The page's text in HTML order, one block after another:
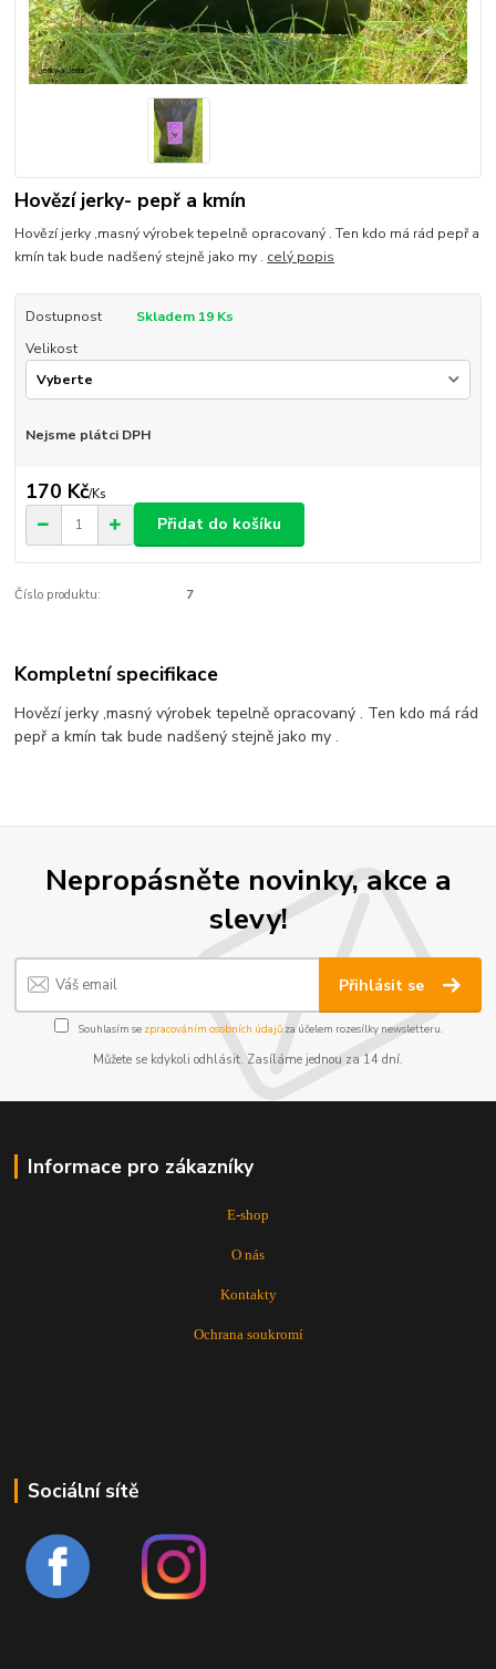
Hovězí jerky- pepř a kmín
Hovězí jerky ,masný výrobek tepelně opracovaný . Ten kdo má rád pepř a
kmín tak bude nadšený stejně jako my . celý popis
Dostupnost
Skladem 19 Ks
Velikost
Nejsme plátci DPH
170 Kč/Ks
Přidat do košíku
Číslo produktu: 7
Kompletní specifikace
Hovězí jerky ,masný výrobek tepelně opracovaný . Ten kdo má rád
pepř a kmín tak bude nadšený stejně jako my .
Nepropásněte novinky, akce a
slevy!
Přihlásit se
Souhlasím se zpracováním osobních údajůza účelem rozesílky newsletteru.
Můžete se kdykoli odhlásit. Zasíláme jednou za 14 dní.
Informace pro zákazníky
E-shop
O nás
Kontakty
Ochrana soukromí
Sociální sítě